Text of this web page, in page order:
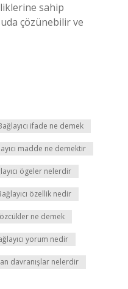
sahip
çözünebilir ve
ifade ne demek
madde ne demektir
ögeler nelerdir
özellik nedir
ne demek
yorum nedir
davranışlar nelerdir